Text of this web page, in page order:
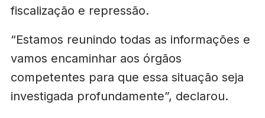
fiscalização e repressão.
“Estamos reunindo todas as informações e
vamos encaminhar aos órgãos
competentes para que essa situação seja
investigada profundamente”, declarou.